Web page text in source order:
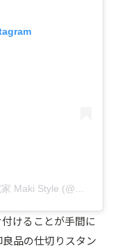
けることが手間に
品の仕切りスタン